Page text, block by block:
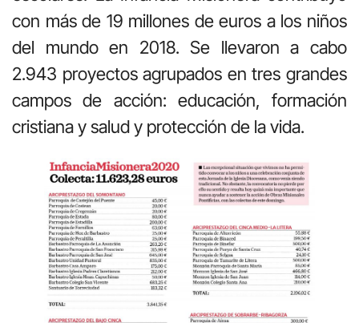
con más de 19 millones de euros a los niños
del mundo en 2018. Se llevaron a cabo
2.943 proyectos agrupados en tres grandes
campos de acción: educación, formación
cristiana y salud y protección de la vida.